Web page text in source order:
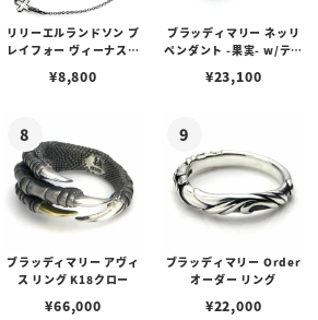
リリーエルランドソン プ
レイフォー ヴィーナスチ
¥8,800
ブラッディマリー ネッリ
ペンダント -果実- w/ティ
¥23,100
ブラッディマリー アヴィ
ス リング K18クロー
¥66,000
ブラッディマリー Order
オーダー リング
¥22,000